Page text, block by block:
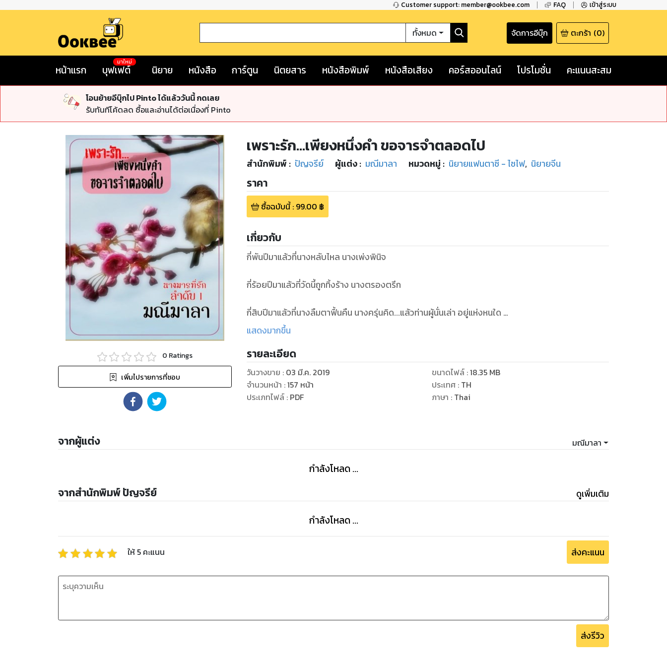
Customer support: member@ookbee.com FAQ เข้าสู่ระบบ
ทั้งหมด จัดการอีบุ๊ก ตะกร้า (0)
หน้าแรก บุฟเฟต์
มาใหม่
นิยาย หนังสือ การ์ตูน นิตยสาร หนังสือพิมพ์ หนังสือเสียง คอร์สออนไลน์ โปรโมชั่น คะแนนสะสม
โอนย้ายอีบุ๊กไป Pinto ได้แล้ววันนี้ กดเลย
รับทันทีโค้ดลด ซื้อและอ่านได้ต่อเนื่องที่ Pinto
0 Ratings
เพิ่มไปรายการที่ชอบ
เพราะรัก...เพียงหนึ่งคำ ขอจารจำตลอดไป
สำนักพิมพ์ : ปัญจรีย์ ผู้แต่ง : มณีมาลา หมวดหมู่ : นิยายแฟนตาซี - ไซไฟ, นิยายจีน
ราคา
ซื้อฉบับนี้: 99.00 ฿
เกี่ยวกับ
กี่พันปีมาแล้วที่นางหลับไหล นางเพ่งพินิจ
กี่ร้อยปีมาแล้วที่วัดนี้ถูกทิ้งร้าง นางตรองตรึก
กี่สิบปีมาแล้วที่นางลืมตาฟื้นคืน นางครุ่นคิด...แล้วท่านผู้นั่นเล่า อยู่แห่งหนใด
ท่านผู้นั้นจะยังคงลืมคำมั่นของตัวเองหรือไม่
หยาดน้ำใส ไหลลงแก้มนวลดวงตาหลับพริ้มระลึกถึงความหลัง อีกเพียงไม่กี่ปีเท่านั้น นางจะได้ออกไปเจอ
หากไม่ใช่เพราะมัน!! นางหญิงคณิกาที่พยายามมาพรากท่านผู้นั้นไปจากนาง...
แสดงมากขึ้น
รายละเอียด
วันวางขาย : 03 มี.ค. 2019
จำนวนหน้า :157 หน้า
ประเภทไฟล์: PDF
ขนาดไฟล์:18.35 MB
ประเทศ : TH
ภาษา : Thai
จากผู้แต่ง มณีมาลา
กำลังโหลด ...
จากสำนักพิมพ์ ปัญจรีย์ ดูเพิ่มเติม
กำลังโหลด ...
ให้ 5 คะแนน ส่งคะแนน
ส่งรีวิว